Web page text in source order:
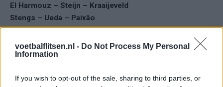
voetbalflitsen.nl - Do Not Process My Personal
Information
If you wish to opt-out of the sale, sharing to third parties, or
El Harmouz – Steijn – Kraaijeveld
Stengs – Ueda – Paixão
Aftrap:15.00 uur
Live te zien op:ESPN